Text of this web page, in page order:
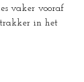
vaker vooraf
in het